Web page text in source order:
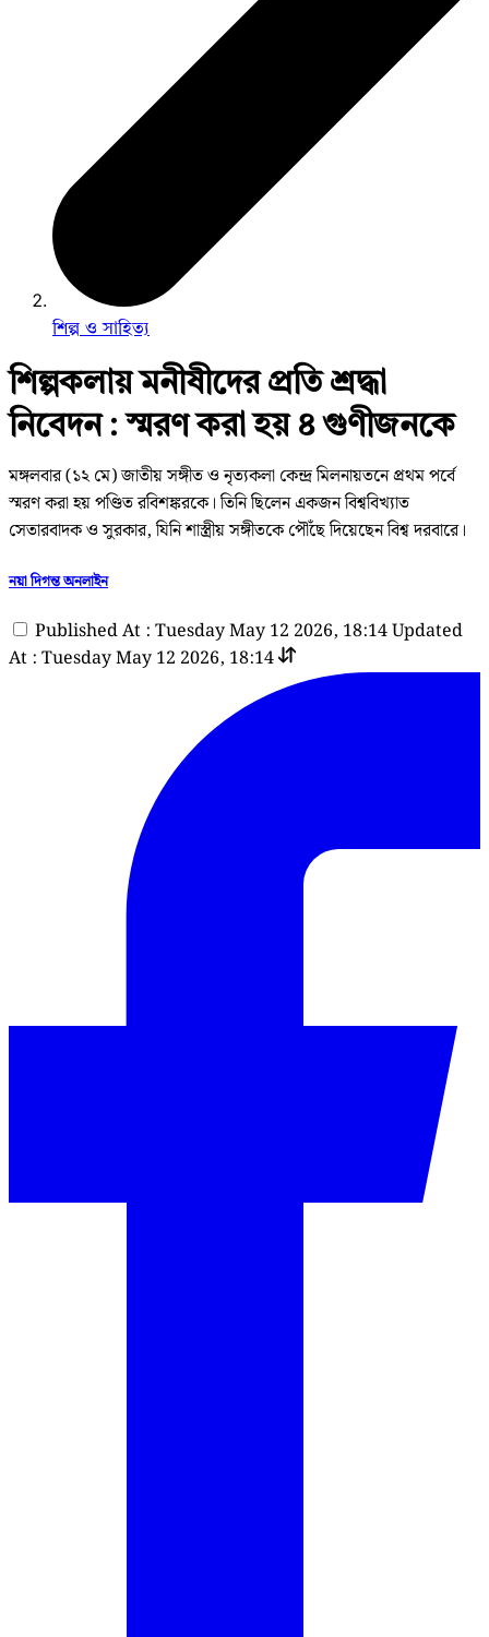
শিল্প ও সাহিত্য
শিল্পকলায় মনীষীদের প্রতি শ্রদ্ধা
নিবেদন : স্মরণ করা হয় ৪ গুণীজনকে
মঙ্গলবার (১২ মে) জাতীয় সঙ্গীত ও নৃত্যকলা কেন্দ্র মিলনায়তনে প্রথম পর্বে
স্মরণ করা হয় পণ্ডিত রবিশঙ্করকে। তিনি ছিলেন একজন বিশ্ববিখ্যাত
সেতারবাদক ও সুরকার, যিনি শাস্ত্রীয় সঙ্গীতকে পৌঁছে দিয়েছেন বিশ্ব দরবারে।
নয়া দিগন্ত অনলাইন
Published At : Tuesday May 12 2026, 18:14Updated
At : Tuesday May 12 2026, 18:14